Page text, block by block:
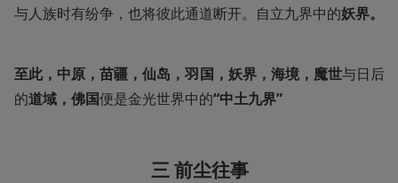
与人族时有纷争，也将彼此通道断开。自立九界中的妖界。
至此，中原，苗疆，仙岛，羽国，妖界，海境，魔世与日后
的道域，佛国便是金光世界中的“中土九界”
三 前尘往事